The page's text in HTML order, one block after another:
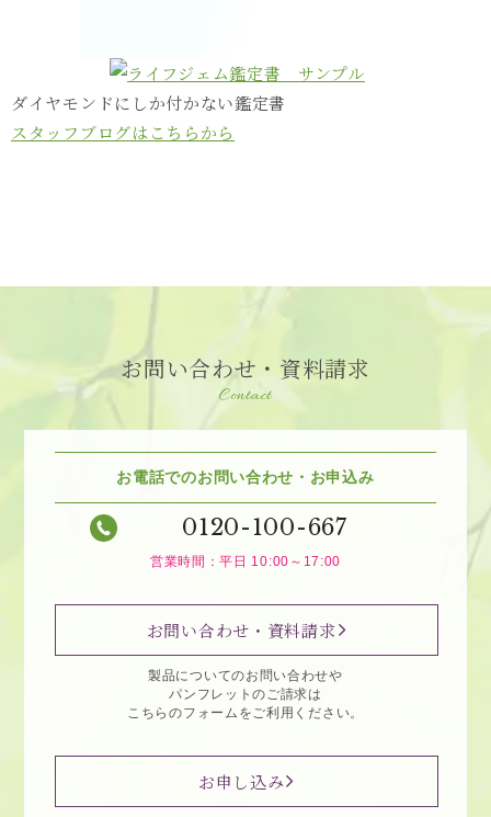
ダイヤモンドにしか付かない鑑定書
スタッフブログはこちらから
お問い合わせ・資料請求
Contact
お電話でのお問い合わせ・お申込み
0120-100-667
営業時間：平日 10:00～17:00
お問い合わせ・資料請求
製品についてのお問い合わせや
パンフレットのご請求は
こちらのフォームをご利用ください。
お申し込み